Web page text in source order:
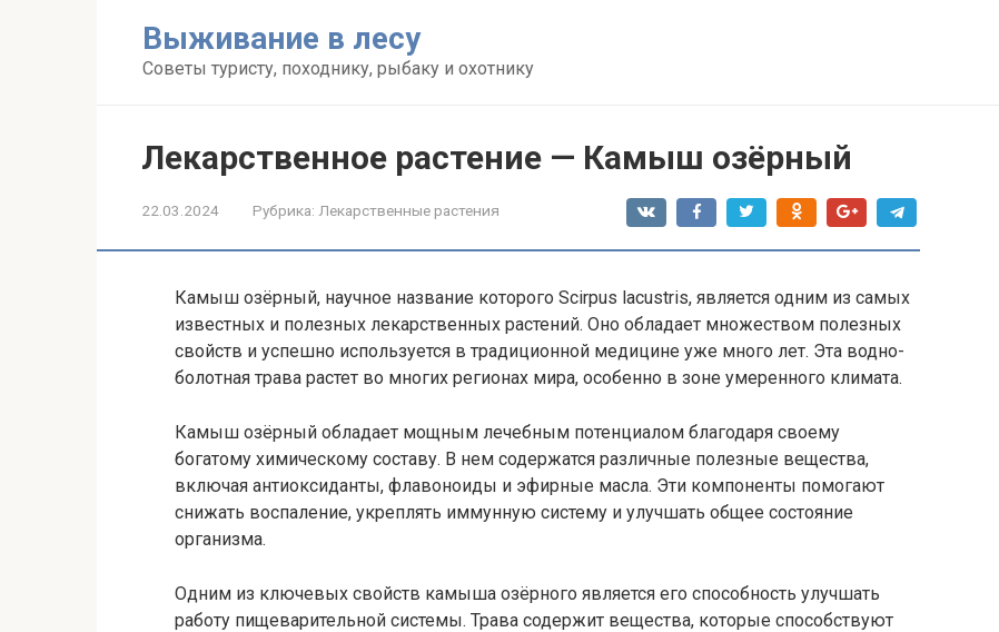
Выживание в лесу
Советы туристу, походнику, рыбаку и охотнику
Лекарственное растение — Камыш озёрный
22.03.2024 Рубрика: Лекарственные растения
Камыш озёрный, научное название которого Scirpus lacustris, является одним из самых
известных и полезных лекарственных растений. Оно обладает множеством полезных
свойств и успешно используется в традиционной медицине уже много лет. Эта водно-
болотная трава растет во многих регионах мира, особенно в зоне умеренного климата.
Камыш озёрный обладает мощным лечебным потенциалом благодаря своему
богатому химическому составу. В нем содержатся различные полезные вещества,
включая антиоксиданты, флавоноиды и эфирные масла. Эти компоненты помогают
снижать воспаление, укреплять иммунную систему и улучшать общее состояние
организма.
Одним из ключевых свойств камыша озёрного является его способность улучшать
работу пищеварительной системы. Трава содержит вещества, которые способствуют